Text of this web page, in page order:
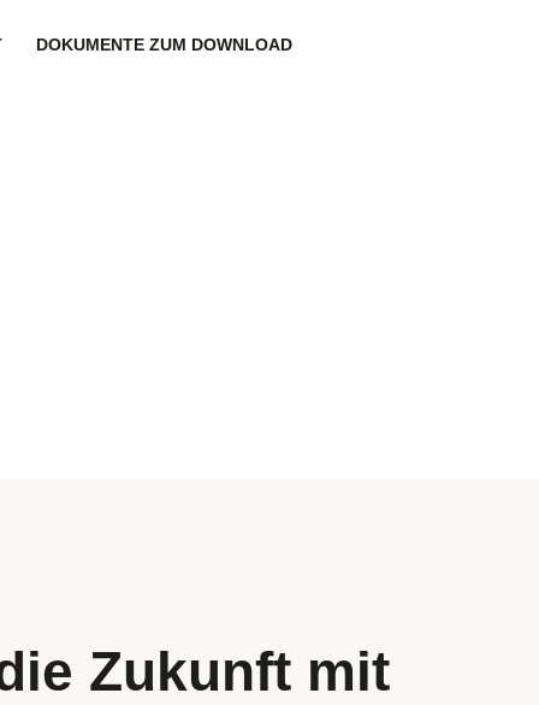
DOKUMENTE ZUM DOWNLOAD
Zukunft mit